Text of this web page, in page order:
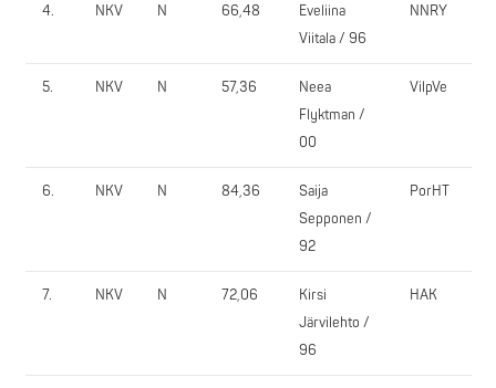
4. NKV N 66,48
Eveliina
Viitala / 96
NNRY
5. NKV N 57,36
Neea
Flyktman /
00
VilpVe
6. NKV N 84,36
Saija
Sepponen /
92
PorHT
7. NKV N 72,06
Kirsi
Järvilehto /
96
HAK